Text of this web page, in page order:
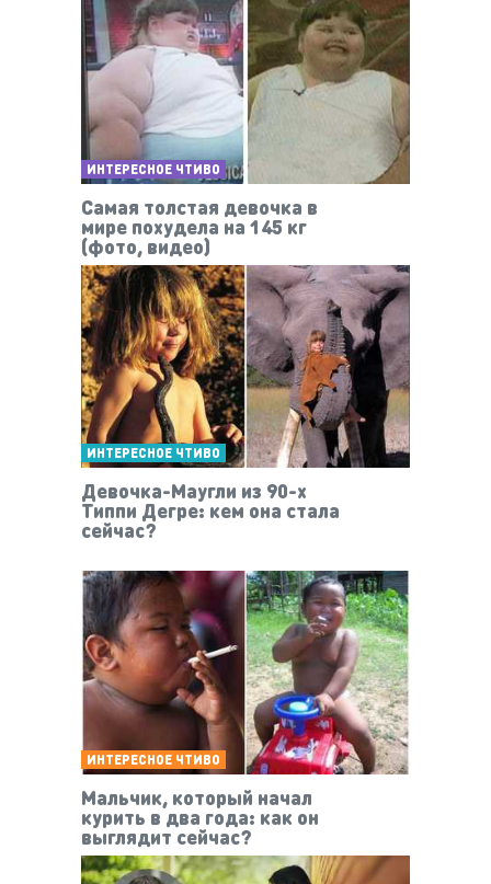
ИНТЕРЕСНОЕ ЧТИВО
Самая толстая девочка в
мире похудела на 145 кг
(фото, видео)
ИНТЕРЕСНОЕ ЧТИВО
Девочка-Маугли из 90-х
Типпи Дегре: кем она стала
сейчас?
ИНТЕРЕСНОЕ ЧТИВО
Мальчик, который начал
курить в два года: как он
выглядит сейчас?